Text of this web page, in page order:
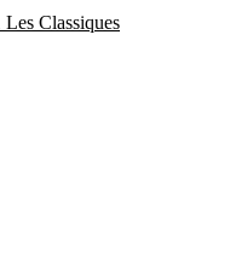
Classiques